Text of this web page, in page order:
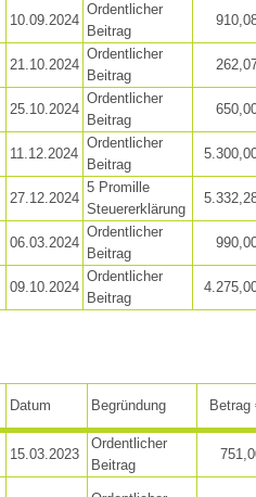
10.09.2024
Ordentlicher
Beitrag
21.10.2024
Ordentlicher
Beitrag
25.10.2024
Ordentlicher
Beitrag
11.12.2024
Ordentlicher
Beitrag
27.12.2024
5 Promille
Steuererklärung
06.03.2024
Ordentlicher
Beitrag
09.10.2024
Ordentlicher
Beitrag
Datum Begründung Betrag
15.03.2023
Ordentlicher
Beitrag